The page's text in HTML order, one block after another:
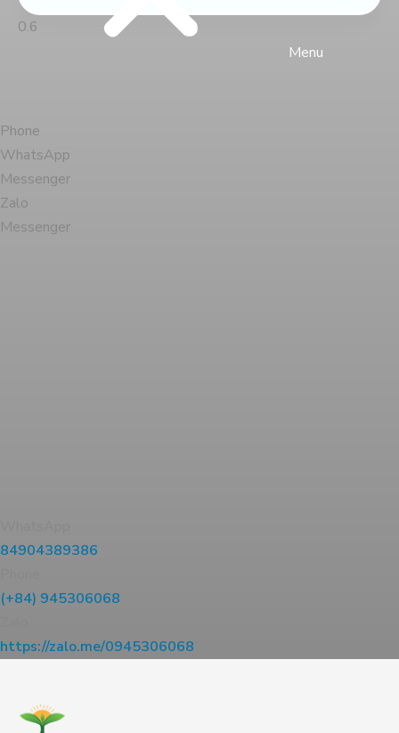
Menu
ต่อการเจริญเติบโตของโรคและแมลงต่างๆ มากมาย
Phone
WhatsApp
Messenger
Zalo
Messenger
84904389386
(+84) 945306068
https://zalo.me/0945306068